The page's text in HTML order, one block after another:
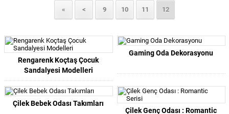
« < 9 10 11 12
Rengarenk Koçtaş Çocuk
Sandalyesi Modelleri
Gaming Oda Dekorasyonu
Çilek Bebek Odası Takımları
Çilek Genç Odası : Romantic